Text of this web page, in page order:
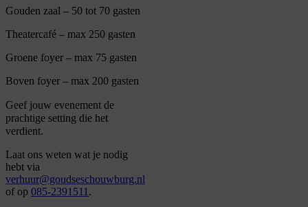
Gouden zaal – 50 tot 70 gasten
Theatercafé – max 250 gasten
Groene foyer – max 75 gasten
Boven foyer – max 200 gasten
Geef jouw evenement de
prachtige setting die het
verdient.
Laat ons weten wat je nodig
hebt via
verhuur@goudseschouwburg.nl
of op 085-2391511 .